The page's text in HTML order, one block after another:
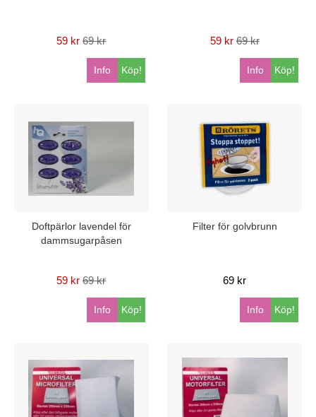
59 kr 69 kr
Köp!
Info
59 kr 69 kr
Köp!
Info
Doftpärlor lavendel för
dammsugarpåsen
59 kr 69 kr
Köp!
Info
Filter för golvbrunn
69 kr
Köp!
Info